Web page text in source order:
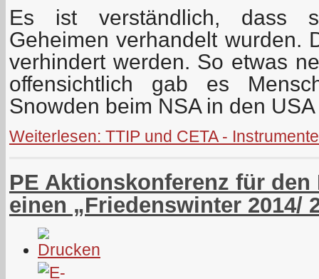
Es ist verständlich, dass
Geheimen verhandelt wurden.
verhindert werden. So etwas
offensichtlich gab es
Snowden beim NSA in den
Weiterlesen: TTIP und CETA -
PE Aktionskonferenz für
einen „Friedenswinter 2014/